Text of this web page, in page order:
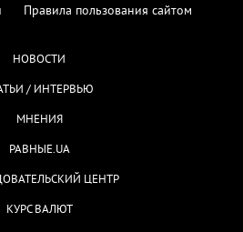
Правила пользования сайтом
НОВОСТИ
/ ИНТЕРВЬЮ
МНЕНИЯ
РАВНЫЕ.UA
ЦЕНТР
КУРС ВАЛЮТ